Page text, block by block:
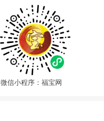
微信小程序：福宝网